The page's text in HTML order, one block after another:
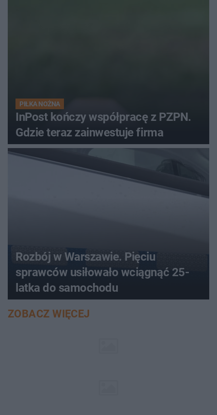
PIŁKA NOŻNA
InPost kończy współpracę z PZPN.
Gdzie teraz zainwestuje firma
Rozbój w Warszawie. Pięciu
sprawców usiłowało wciągnąć 25-
latka do samochodu
ZOBACZ WIĘCEJ